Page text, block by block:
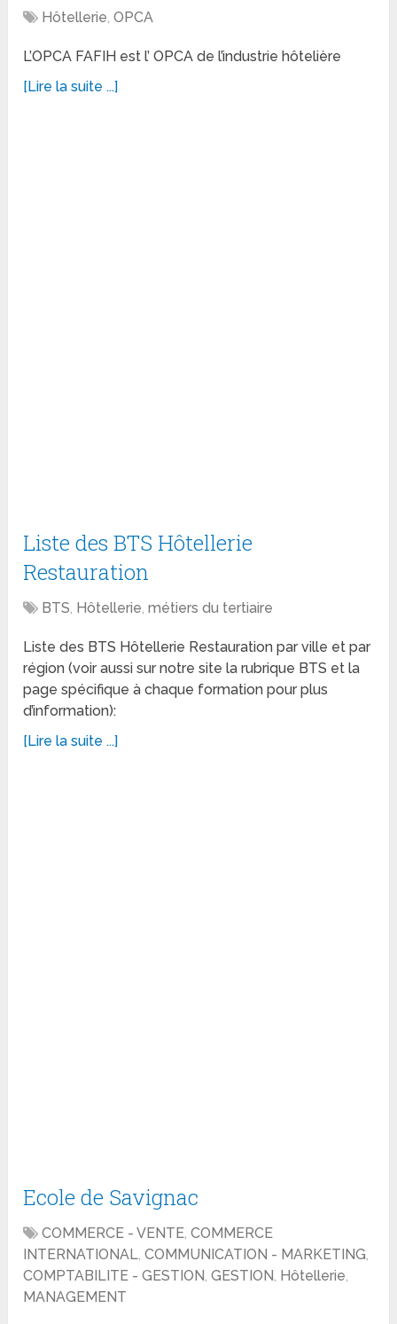
Hôtellerie,OPCA
L’OPCA FAFIH est l’ OPCA de l’industrie hôtelière
[Lire la suite ...]
Liste des BTS Hôtellerie
Restauration
BTS, Hôtellerie,métiers du tertiaire
Liste des BTS Hôtellerie Restauration par ville et par
région (voir aussi sur notre site la rubrique BTS et la
page spécifique à chaque formation pour plus
d’information):
[Lire la suite ...]
Ecole de Savignac
COMMERCE - VENTE,COMMERCE
INTERNATIONAL,COMMUNICATION - MARKETING,
COMPTABILITE - GESTION,GESTION, Hôtellerie,
MANAGEMENT